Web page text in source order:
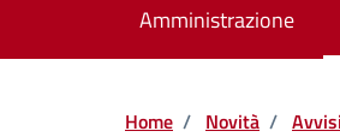
Amministrazione
Home / Novità / Avvisi